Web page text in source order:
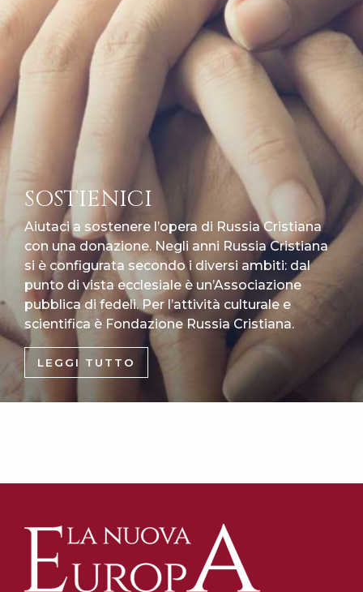
SOSTIENICI
Aiutaci a sostenere l’opera di Russia Cristiana
con una donazione. Negli anni Russia Cristiana
si è configurata secondo i diversi ambiti: dal
punto di vista ecclesiale è un’Associazione
pubblica di fedeli. Per l’attività culturale e
scientifica è Fondazione Russia Cristiana.
LEGGI TUTTO